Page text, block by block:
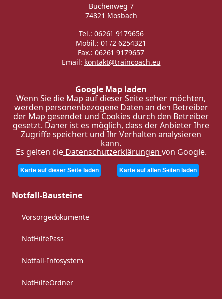
Buchenweg 7
74821 Mosbach
Tel.: 06261 9179656
Mobil.: 0172 6254321
Fax.: 06261 9179657
Email: kontakt@traincoach.eu
Google Map laden
Wenn Sie die Map auf dieser Seite sehen möchten,
werden personenbezogene Daten an den Betreiber
der Map gesendet und Cookies durch den Betreiber
gesetzt. Daher ist es möglich, dass der Anbieter Ihre
Zugriffe speichert und Ihr Verhalten analysieren
kann.
Es gelten dieDatenschutzerklärungen von Google.
Karte auf dieser Seite laden Karte auf allen Seiten laden
Notfall-Bausteine
Vorsorgedokumente
NotHilfePass
Notfall-Infosystem
NotHilfeOrdner